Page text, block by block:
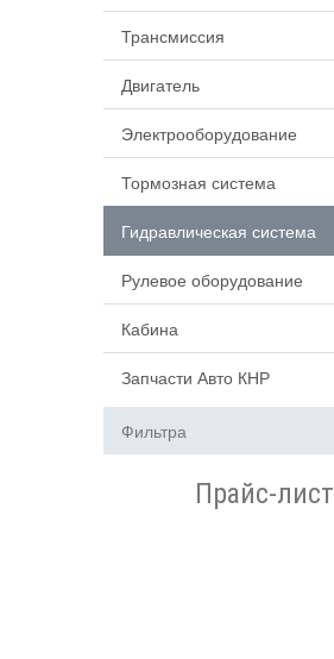
Трансмиссия
Двигатель
Электрооборудование
Тормозная система
Гидравлическая система
Рулевое оборудование
Кабина
Запчасти Авто КНР
Фильтра
Прайс-лист